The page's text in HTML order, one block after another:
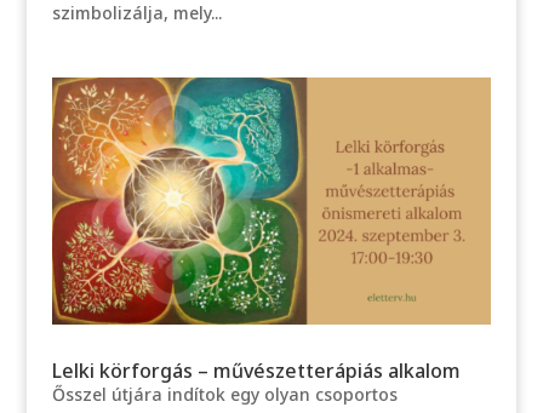
szimbolizálja, mely...
Lelki körforgás – művészetterápiás alkalom
Ősszel útjára indítok egy olyan csoportos